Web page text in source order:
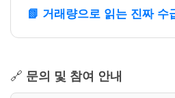
📗 거래량으로 읽는 진짜 수
🔗 문의 및 참여 안내